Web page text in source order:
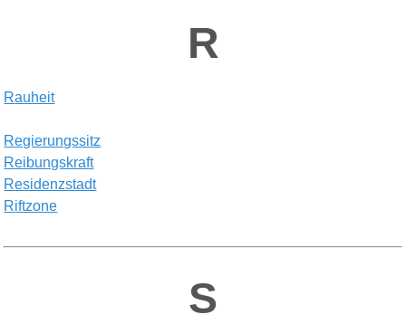
R
Rauheit
Regierungssitz
Reibungskraft
Residenzstadt
Riftzone
S